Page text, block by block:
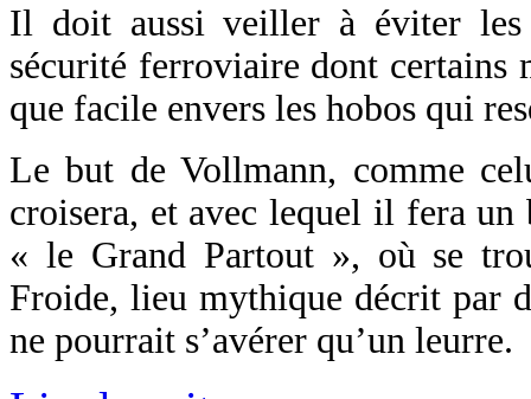
Il doit aussi veiller à éviter
sécurité ferroviaire dont certains
que facile envers les hobos qui
Le but de Vollmann, comme
croisera, et avec lequel il fera un
« le Grand Partout », où se
Froide, lieu mythique décrit par
ne pourrait s’avérer qu’un leurre.